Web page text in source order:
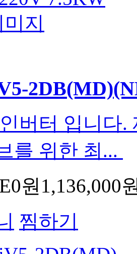
버터 입니다
를 위한 최...
0원 1,136,000
찜하기